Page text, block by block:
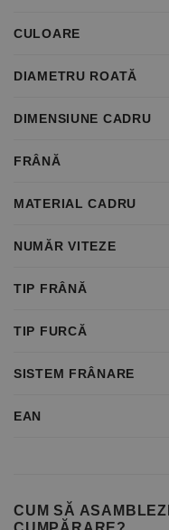
CULOARE
DIAMETRU ROATĂ
DIMENSIUNE CADRU
FRÂNĂ
MATERIAL CADRU
NUMĂR VITEZE
TIP FRÂNĂ
TIP FURCĂ
SISTEM FRÂNARE
EAN
CUM SĂ